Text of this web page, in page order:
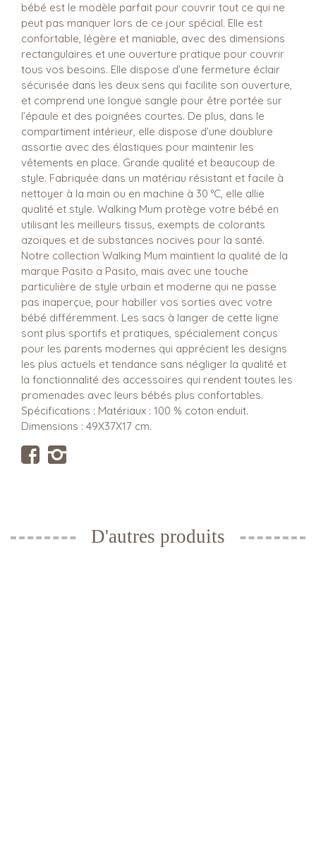
bébé est le modèle parfait pour couvrir tout ce qui ne
peut pas manquer lors de ce jour spécial. Elle est
confortable, légère et maniable, avec des dimensions
rectangulaires et une ouverture pratique pour couvrir
tous vos besoins. Elle dispose d’une fermeture éclair
sécurisée dans les deux sens qui facilite son ouverture,
et comprend une longue sangle pour être portée sur
l’épaule et des poignées courtes. De plus, dans le
compartiment intérieur, elle dispose d’une doublure
assortie avec des élastiques pour maintenir les
vêtements en place. Grande qualité et beaucoup de
style. Fabriquée dans un matériau résistant et facile à
nettoyer à la main ou en machine à 30 °C, elle allie
qualité et style. Walking Mum protège votre bébé en
utilisant les meilleurs tissus, exempts de colorants
azoïques et de substances nocives pour la santé.
Notre collection Walking Mum maintient la qualité de la
marque Pasito a Pasito, mais avec une touche
particulière de style urbain et moderne qui ne passe
pas inaperçue, pour habiller vos sorties avec votre
bébé différemment. Les sacs à langer de cette ligne
sont plus sportifs et pratiques, spécialement conçus
pour les parents modernes qui apprécient les designs
les plus actuels et tendance sans négliger la qualité et
la fonctionnalité des accessoires qui rendent toutes les
promenades avec leurs bébés plus confortables.
Spécifications : Matériaux : 100 % coton enduit.
Dimensions : 49X37X17 cm.
D'autres produits